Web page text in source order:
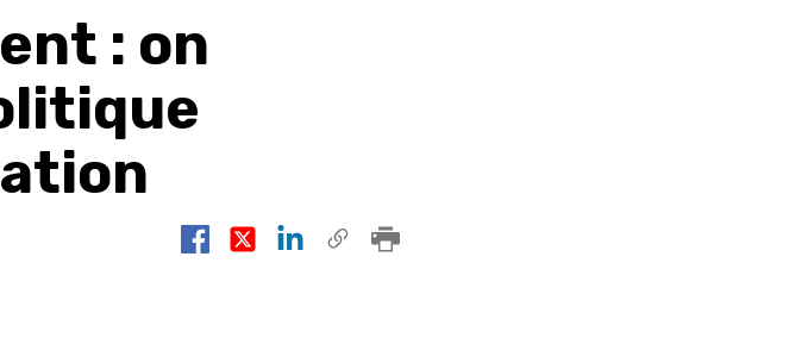
: on